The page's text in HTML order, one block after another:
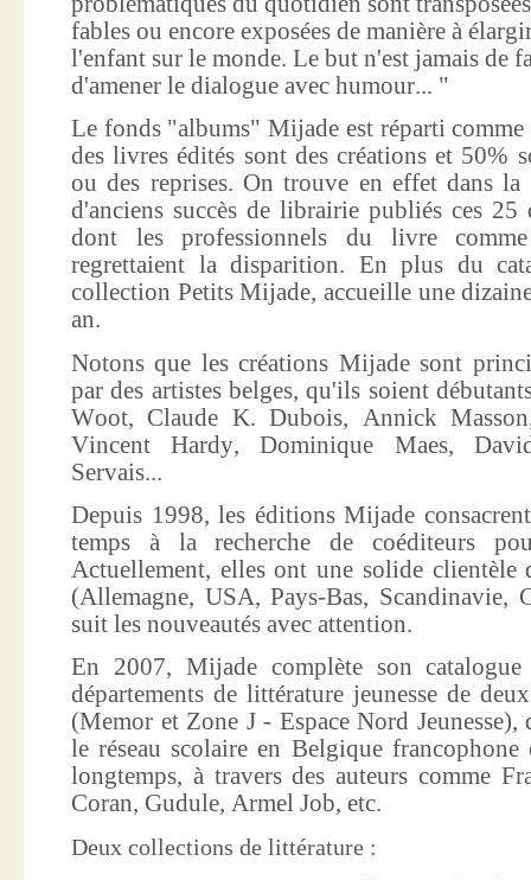
fables ou encore exposées de manière à
l'enfant sur le monde. Le but n'est jamais de
d'amener le dialogue avec humour... "
Le fonds "albums" Mijade est réparti
des livres édités sont des créations et 50%
ou des reprises. On trouve en effet dans
d'anciens succès de librairie publiés ces 25
dont les professionnels du livre
regrettaient la disparition. En plus du
collection Petits Mijade, accueille une
an.
Notons que les créations Mijade sont
par des artistes belges, qu'ils soient
Woot, Claude K. Dubois, Annick
Vincent Hardy, Dominique Maes,
Servais...
Depuis 1998, les éditions Mijade
temps à la recherche de coéditeurs
Actuellement, elles ont une solide clientèle
(Allemagne, USA, Pays-Bas, Scandinavie,
suit les nouveautés avec attention.
En 2007, Mijade complète son
départements de littérature jeunesse de
(Memor et Zone J - Espace Nord
le réseau scolaire en Belgique francophone
longtemps, à travers des auteurs comme
Coran, Gudule, Armel Job, etc.
Deux collections de littérature :